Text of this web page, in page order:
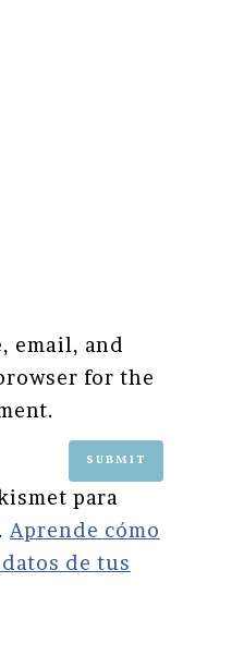
email, and
for the
para
Aprende cómo
de tus